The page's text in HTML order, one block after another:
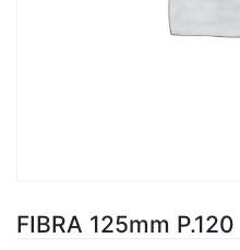
FIBRA 125mm P.120